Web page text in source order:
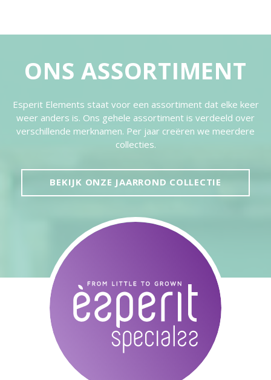
ONS ASSORTIMENT
Esperit Elements staat voor een assortiment dat elke keer
weer anders is. Ons gehele assortiment is verdeeld over
verschillende merknamen. Per jaar creëren we meerdere
collecties.
BEKIJK ONZE JAARROND COLLECTIE